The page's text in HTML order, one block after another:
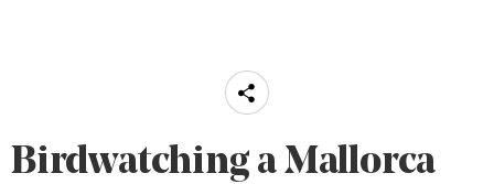
Birdwatching a Mallorca